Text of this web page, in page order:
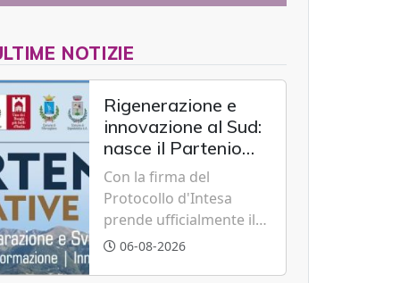
NOTIZIE
Rigenerazione e
innovazione al Sud:
nasce il Partenio
Creative Hub per il
rilancio del
territorio
Con la firma del
Protocollo d'Intesa
prende ufficialmente il
via il recupero dell'ex
06-08-2026